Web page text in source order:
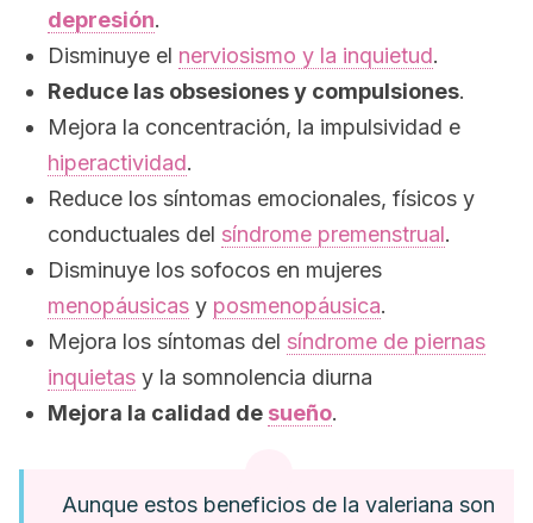
depresión.
Disminuye el nerviosismo y la inquietud.
Reduce las obsesionesy compulsiones.
Mejora la concentración, la impulsividad e
hiperactividad.
Reduce los síntomas emocionales, físicos y
conductuales del síndrome premenstrual.
Disminuye los sofocos en mujeres
menopáusicas y posmenopáusica.
Mejora los síntomas del síndrome de piernas
inquietas y la somnolencia diurna
Mejora la calidad de sueño.
Aunque estos beneficios de la valeriana son